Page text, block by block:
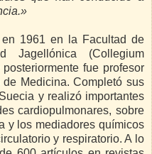
1961 en la Facultad de
Jagellónica (Collegium
fue profesor
Medicina. Completó sus
y realizó importantes
cardiopulmonares, sobre
y los mediadores químicos
y respiratorio. A lo